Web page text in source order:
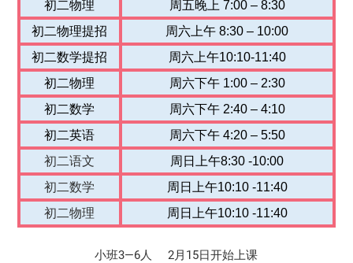
初二物理
周五晚上 7:00 – 8:30
初二物理提招
周六上午 8:30 – 10:00
初二数学提招
周六上午10:10-11:40
初二物理
周六下午 1:00 – 2:30
初二数学
周六下午 2:40 – 4:10
初二英语
周六下午 4:20 – 5:50
初二语文 周日上午8:30 -10:00
初二数学 周日上午10:10 -11:40
初二物理 周日上午10:10 -11:40
小班3—6人 2月15日开始上课